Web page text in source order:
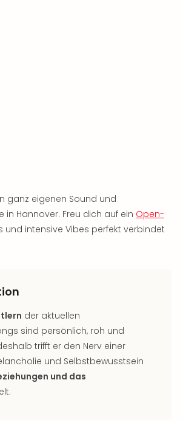
ganz eigenen Sound und
Hannover. Freu dich auf ein Open-
und intensive Vibes perfekt verbindet
der aktuellen
sind persönlich, roh und
trifft er den Nerv einer
und Selbstbewusstsein
und das